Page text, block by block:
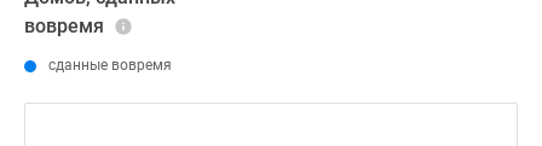
вовремя
сданные вовремя